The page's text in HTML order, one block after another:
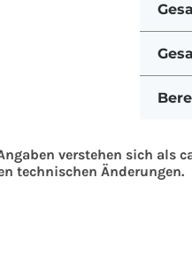
verstehen sich
technischen Änderungen.